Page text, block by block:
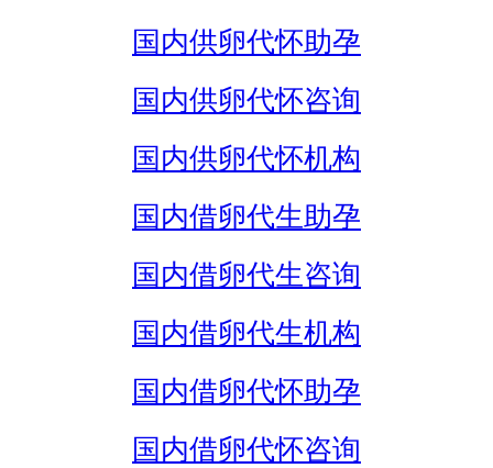
国内供卵代怀助孕
国内供卵代怀咨询
国内供卵代怀机构
国内借卵代生助孕
国内借卵代生咨询
国内借卵代生机构
国内借卵代怀助孕
国内借卵代怀咨询